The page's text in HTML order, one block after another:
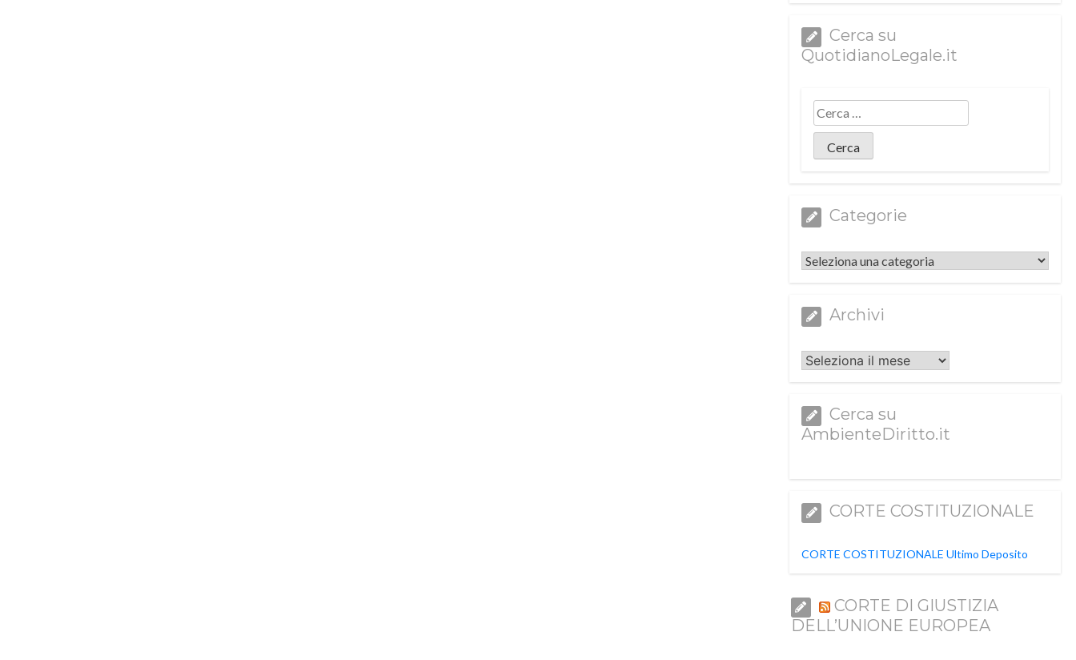
Cerca su
QuotidianoLegale.it
Categorie
Categorie
Archivi
Archivi
Cerca su
AmbienteDiritto.it
CORTE COSTITUZIONALE
CORTE COSTITUZIONALE Ultimo Deposito
CORTE DI GIUSTIZIA
DELL’UNIONE EUROPEA